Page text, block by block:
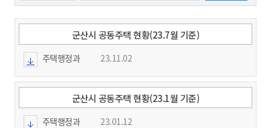
시
군
산
일
일
군산시 공동주택 현황(23.7월 기준)
주택행정과 23.11.02
군산시 공동주택 현황(23.1월 기준)
주택행정과 23.01.12